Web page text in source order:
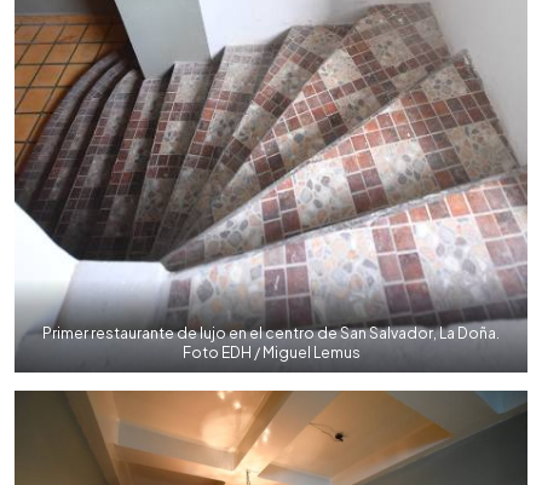
Primer restaurante de lujo en el centro de San Salvador, La Doña.
Foto EDH / Miguel Lemus